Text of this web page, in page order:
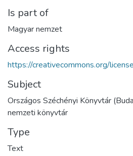
Is part of
Magyar nemzet
Access rights
https://creativecommons.org/
Subject
Országos Széchényi Könyvtár
nemzeti könyvtár
Type
Text